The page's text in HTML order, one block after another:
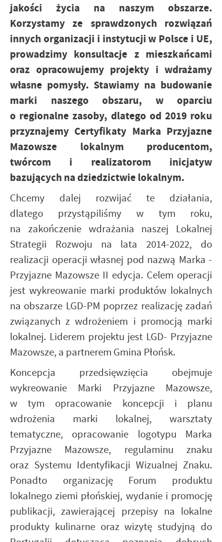
jakości życia na naszym obszarze.
Korzystamy ze sprawdzonych rozwiązań
innych organizacji i instytucji w Polsce i UE,
prowadzimy konsultacje z mieszkańcami
oraz opracowujemy projekty i wdrażamy
własne pomysły. Stawiamy na budowanie
marki naszego obszaru, w oparciu
o regionalne zasoby, dlatego od 2019 roku
przyznajemy Certyfikaty Marka Przyjazne
Mazowsze lokalnym producentom,
twórcom i realizatorom inicjatyw
bazujących na dziedzictwie lokalnym.
Chcemy dalej rozwijać te działania,
dlatego przystąpiliśmy w tym roku,
na zakończenie wdrażania naszej Lokalnej
Strategii Rozwoju na lata 2014-2022, do
realizacji operacji własnej pod nazwą Marka -
Przyjazne Mazowsze II edycja. Celem operacji
jest wykreowanie marki produktów lokalnych
na obszarze LGD-PM poprzez realizację zadań
związanych z wdrożeniem i promocją marki
lokalnej. Liderem projektu jest LGD- Przyjazne
Mazowsze, a partnerem Gmina Płońsk.
Koncepcja przedsięwzięcia obejmuje
wykreowanie Marki Przyjazne Mazowsze,
w tym opracowanie koncepcji i planu
wdrożenia marki lokalnej, warsztaty
tematyczne, opracowanie logotypu Marka
Przyjazne Mazowsze, regulaminu znaku
oraz Systemu Identyfikacji Wizualnej Znaku.
Ponadto organizację Forum produktu
lokalnego ziemi płońskiej, wydanie i promocję
publikacji, zawierającej przepisy na lokalne
produkty kulinarne oraz wizytę studyjną do